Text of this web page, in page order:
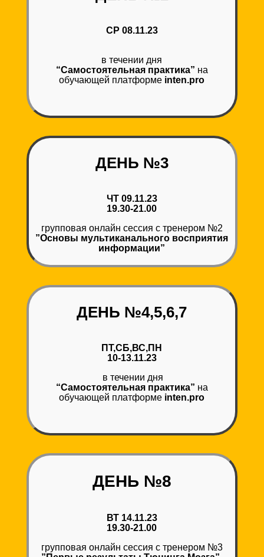
СР 08.11.23
в течении дня
“Самостоятельная практика” на
обучающей платформе inten.pro
ДЕНЬ №3
ЧТ 09.11.23
19.30-21.00
групповая онлайн сессия с тренером №2
”Основы мультиканального восприятия
информации”
ДЕНЬ №4,5,6,7
ПТ,СБ,ВС,ПН
10-13.11.23
в течении дня
“Самостоятельная практика” на
обучающей платформе inten.pro
ДЕНЬ №8
ВТ 14.11.23
19.30-21.00
групповая онлайн сессия с тренером №3